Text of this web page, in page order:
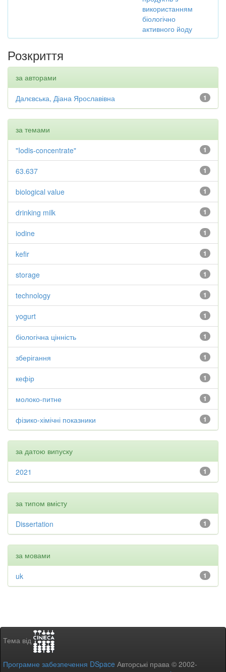
використанням
біологічно
активного йоду
Розкриття
за авторами
1
Далєвська, Діана Ярославівна
за темами
1
"Iodis-concentrate"
1
63.637
1
biological value
1
drinking milk
1
iodine
1
kefir
1
storage
1
technology
1
yogurt
1
біологічна цінність
1
зберігання
1
кефір
1
молоко-питне
1
фізико-хімічні показники
за датою випуску
1
2021
за типом вмісту
1
Dissertation
за мовами
1
uk
Тема від
Програмне забезпечення DSpace Авторські права © 2002-